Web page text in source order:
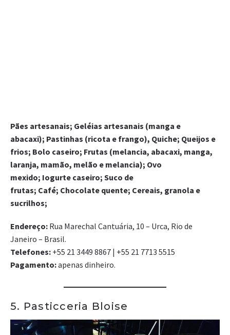
Pães artesanais; Geléias artesanais (manga e
abacaxi); Pastinhas (ricota e frango), Quiche; Queijos e
frios; Bolo caseiro; Frutas (melancia, abacaxi, manga,
laranja, mamão, melão e melancia); Ovo
mexido; Iogurte caseiro; Suco de
frutas; Café; Chocolate quente; Cereais, granola e
sucrilhos;
Endereço: Rua Marechal Cantuária, 10 – Urca, Rio de
Janeiro – Brasil.
Telefones: +55 21 3449 8867 | +55 21 7713 5515
Pagamento:apenas dinheiro.
5. Pasticceria Bloise